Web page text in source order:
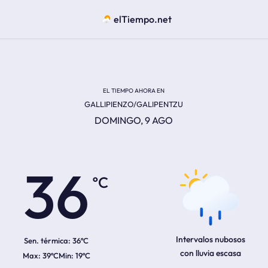
elTiempo.net
EL TIEMPO AHORA EN
GALLIPIENZO/GALIPENTZU
DOMINGO, 9 AGO
36
Sen. térmica: 36ºC
39ºC 19ºC
Intervalos nubosos
con lluvia escasa